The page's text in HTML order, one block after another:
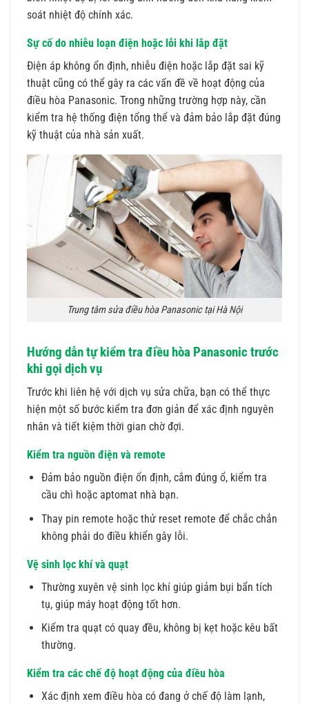
soát nhiệt độ chính xác.
Sự cố do nhiễu loạn điện hoặc lỗi khi lắp đặt
Điện áp không ổn định, nhiễu điện hoặc lắp đặt sai kỹ
thuật cũng có thể gây ra các vấn đề về hoạt động của
điều hòa Panasonic. Trong những trường hợp này, cần
kiểm tra hệ thống điện tổng thể và đảm bảo lắp đặt đúng
kỹ thuật của nhà sản xuất.
Trung tâm sửa điều hòa Panasonic tại Hà Nội
Hướng dẫn tự kiểm tra điều hòa Panasonic trước
khi gọi dịch vụ
Trước khi liên hệ với dịch vụ sửa chữa, bạn có thể thực
hiện một số bước kiểm tra đơn giản để xác định nguyên
nhân và tiết kiệm thời gian chờ đợi.
Kiểm tra nguồn điện và remote
Đảm bảo nguồn điện ổn định, cắm đúng ổ, kiểm tra
cầu chì hoặc aptomat nhà bạn.
Thay pin remote hoặc thử reset remote để chắc chắn
không phải do điều khiển gây lỗi.
Vệ sinh lọc khí và quạt
Thường xuyên vệ sinh lọc khí giúp giảm bụi bẩn tích
tụ, giúp máy hoạt động tốt hơn.
Kiểm tra quạt có quay đều, không bị kẹt hoặc kêu bất
thường.
Kiểm tra các chế độ hoạt động của điều hòa
Xác định xem điều hòa có đang ở chế độ làm lạnh,